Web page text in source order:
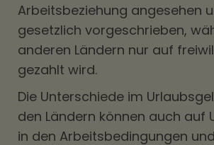
Arbeitsbeziehung angesehen
gesetzlich vorgeschrieben,
anderen Ländern nur auf
gezahlt wird.
Die Unterschiede im
den Ländern können auch auf
in den Arbeitsbedingungen